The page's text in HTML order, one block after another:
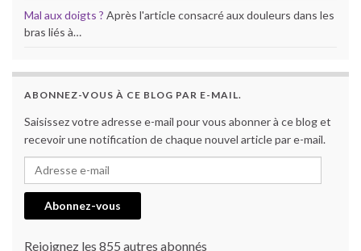
Mal aux doigts ? Après l'article consacré aux douleurs dans les
bras liés à…
ABONNEZ-VOUS À CE BLOG PAR E-MAIL.
Saisissez votre adresse e-mail pour vous abonner à ce blog et
recevoir une notification de chaque nouvel article par e-mail.
Adresse e-mail
Abonnez-vous
Rejoignez les 855 autres abonnés